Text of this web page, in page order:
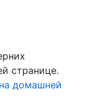
странице.
домашней